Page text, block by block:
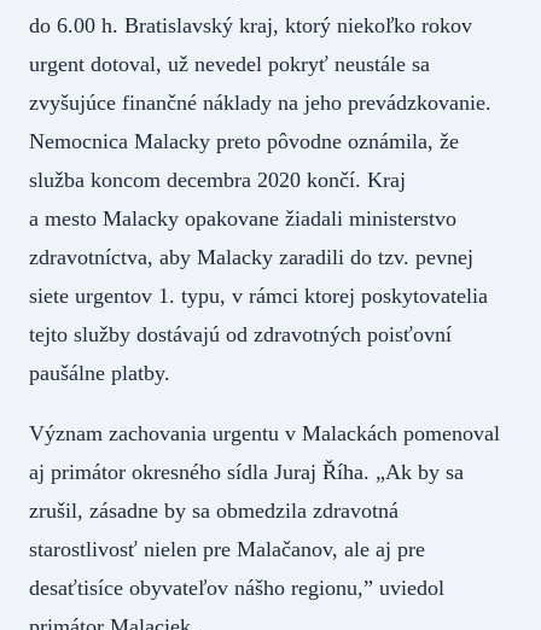
do 6.00 h. Bratislavský kraj, ktorý niekoľko rokov
urgent dotoval, už nevedel pokryť neustále sa
zvyšujúce finančné náklady na jeho prevádzkovanie.
Nemocnica Malacky preto pôvodne oznámila, že
služba koncom decembra 2020 končí. Kraj
a mesto Malacky opakovane žiadali ministerstvo
zdravotníctva, aby Malacky zaradili do tzv. pevnej
siete urgentov 1. typu, v rámci ktorej poskytovatelia
tejto služby dostávajú od zdravotných poisťovní
paušálne platby.
Význam zachovania urgentu v Malackách pomenoval
aj primátor okresného sídla Juraj Říha. „Ak by sa
zrušil, zásadne by sa obmedzila zdravotná
starostlivosť nielen pre Malačanov, ale aj pre
desaťtisíce obyvateľov nášho regionu,” uviedol